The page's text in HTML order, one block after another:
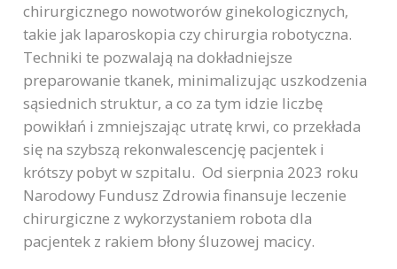
chirurgicznego nowotworów ginekologicznych,
takie jak laparoskopia czy chirurgia robotyczna.
Techniki te pozwalają na dokładniejsze
preparowanie tkanek, minimalizując uszkodzenia
sąsiednich struktur, a co za tym idzie liczbę
powikłań i zmniejszając utratę krwi, co przekłada
się na szybszą rekonwalescencję pacjentek i
krótszy pobyt w szpitalu. Od sierpnia 2023 roku
Narodowy Fundusz Zdrowia finansuje leczenie
chirurgiczne z wykorzystaniem robota dla
pacjentek z rakiem błony śluzowej macicy.